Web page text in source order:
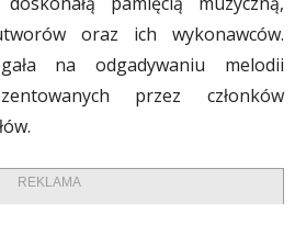
oraz ich wykonawców.
na odgadywaniu melodii
przez członków
REKLAMA